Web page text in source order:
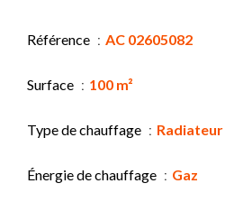
Référence AC 02605082
Surface 100 m²
Type de chauffage Radiateur
Énergie de chauffage Gaz